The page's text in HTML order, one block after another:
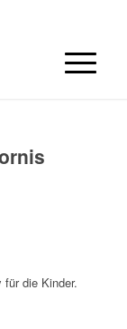
die Kinder.